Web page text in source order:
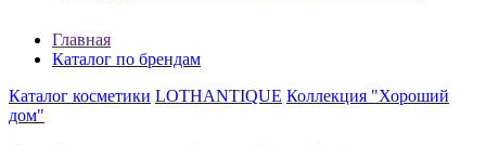
Главная
Каталог по брендам
Каталог косметики LOTHANTIQUE Коллекция "Хороший
дом"